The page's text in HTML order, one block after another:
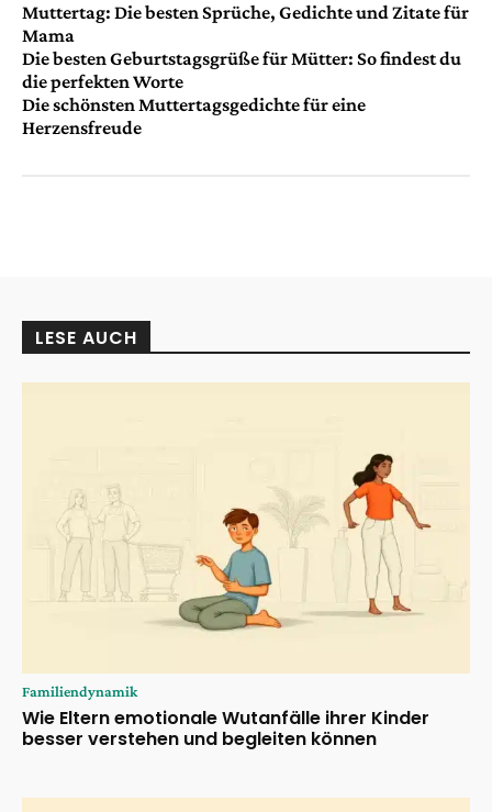
Muttertag: Die besten Sprüche, Gedichte und Zitate für
Mama
Die besten Geburtstagsgrüße für Mütter: So findest du
die perfekten Worte
Die schönsten Muttertagsgedichte für eine
Herzensfreude
LESE AUCH
Familiendynamik
Wie Eltern emotionale Wutanfälle ihrer Kinder
besser verstehen und begleiten können